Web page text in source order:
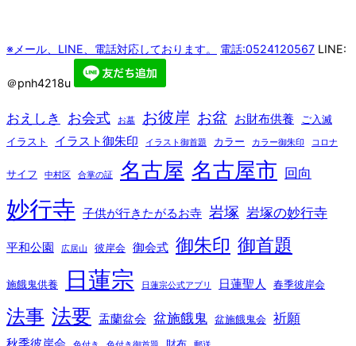
ゲ
シ
ョ
を
切
り
え
※メール、LINE、電話対応しております。 電話:0524120567 LINE:
＠pnh4218u
おえしき お会式 お墓 お彼岸 お盆 お財布供養
ご入滅
イラスト
イラスト御朱印 イラスト御首題 カラー カラー御朱印 コロナ
サイフ 中村区 合掌の証 名古屋 名古屋市 回向
妙行寺 子供が行きたがるお寺 岩塚 岩塚の妙行寺
平和公園 広居山 彼岸会 御会式 御朱印 御首題
施餓鬼供養 日蓮宗 日蓮宗公式アプリ 日蓮聖人 春季彼岸会
法事 法要 盂蘭盆会 盆施餓鬼 盆施餓鬼会 祈願